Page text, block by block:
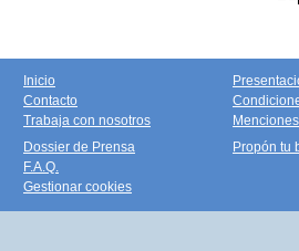
Inicio
Contacto
Trabaja con nosotros
Dossier de Prensa
F.A.Q.
Gestionar cookies
Propón tu